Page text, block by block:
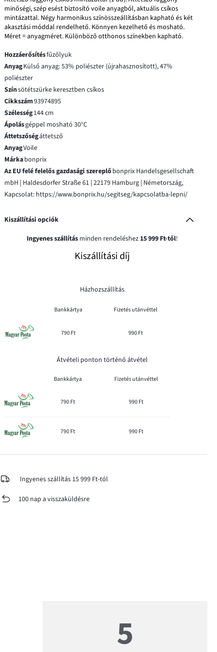
minőségi, szép esést biztosító voile anyagból, aktuális csíkos
mintázattal. Négy harmonikus színösszeállításban kapható és két
akasztási móddal rendelhető. Könnyen kezelhető és mosható.
Méret = anyagméret. Különböző otthonos színekben kapható.
Hozzáerősítésfűzőlyuk
AnyagKülső anyag: 53% poliészter (újrahasznosított), 47%
poliészter
Színsötétszürke keresztben csíkos
Cikkszám93974895
Szélesség144 cm
Ápolásgéppel mosható 30°C
Áttetszőségáttetsző
AnyagVoile
Márkabonprix
Az EU felé felelős gazdasági szereplőbonprix Handelsgesellschaft
mbH | Haldesdorfer Straße 61 | 22179 Hamburg | Németország,
Kapcsolat: https://www.bonprix.hu/segitseg/kapcsolatba-lepni/
Kiszállítási opciók
Ingyenes szállításminden rendeléshez 15 999 Ft-től!
Kiszállítási díj
Házhozszállítás
Bankkártya Fizetés utánvéttel
790 Ft 990 Ft
Átvételi ponton történő átvétel
Bankkártya Fizetés utánvéttel
790 Ft 990 Ft
790 Ft 990 Ft
Ingyenes szállítás 15 999 Ft-tól
100 nap a visszaküldésre
5